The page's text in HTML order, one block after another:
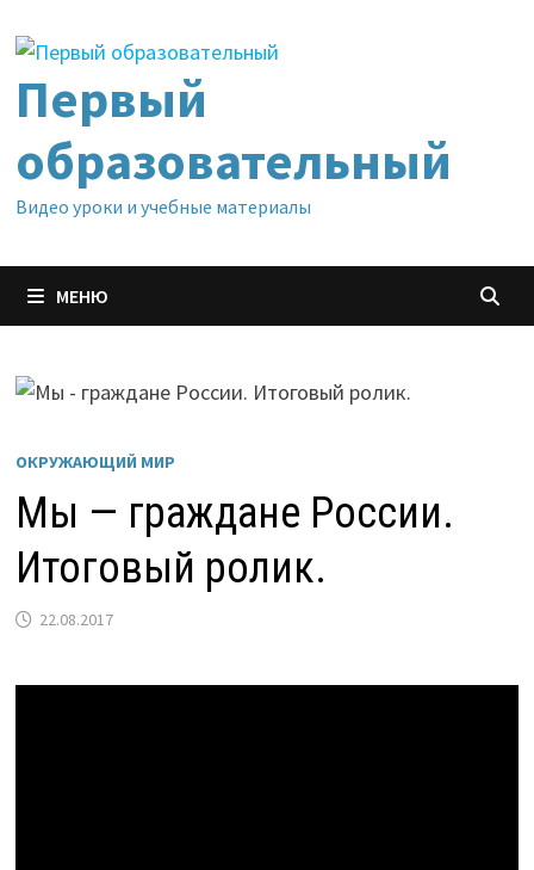
содержимому
Первый
образовательный
Видео уроки и учебные материалы
МЕНЮ
ОКРУЖАЮЩИЙ МИР
Мы — граждане России.
Итоговый ролик.
22.08.2017